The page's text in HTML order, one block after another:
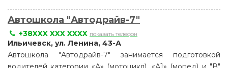
Автошкола "Автодрайв-7"
+38XXX XXX XXXX показать телефон
Ильичевск, ул. Ленина, 43-А
Автошкола "Автодрайв-7" занимается подготовкой